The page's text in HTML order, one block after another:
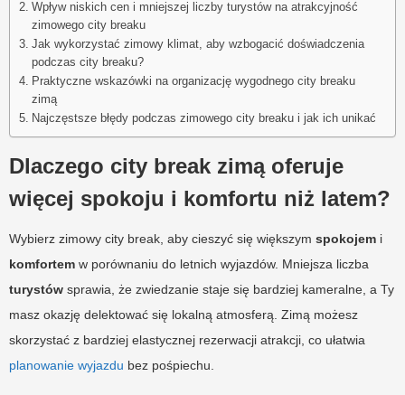
Wpływ niskich cen i mniejszej liczby turystów na atrakcyjność
zimowego city breaku
Jak wykorzystać zimowy klimat, aby wzbogacić doświadczenia
podczas city breaku?
Praktyczne wskazówki na organizację wygodnego city breaku
zimą
Najczęstsze błędy podczas zimowego city breaku i jak ich unikać
Dlaczego city break zimą oferuje
więcej spokoju i komfortu niż latem?
Wybierz zimowy city break, aby cieszyć się większym spokojem i
komfortem w porównaniu do letnich wyjazdów. Mniejsza liczba
turystów sprawia, że zwiedzanie staje się bardziej kameralne, a Ty
masz okazję delektować się lokalną atmosferą. Zimą możesz
skorzystać z bardziej elastycznej rezerwacji atrakcji, co ułatwia
planowanie wyjazdu bez pośpiechu.